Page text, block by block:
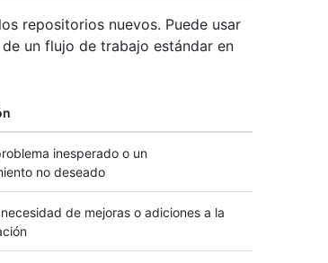
repositorios nuevos. Puede usar
un flujo de trabajo estándar en
inesperado o un
no deseado
de mejoras o adiciones a la